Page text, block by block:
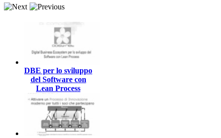
DBE per lo sviluppo
del Software con
Lean Process